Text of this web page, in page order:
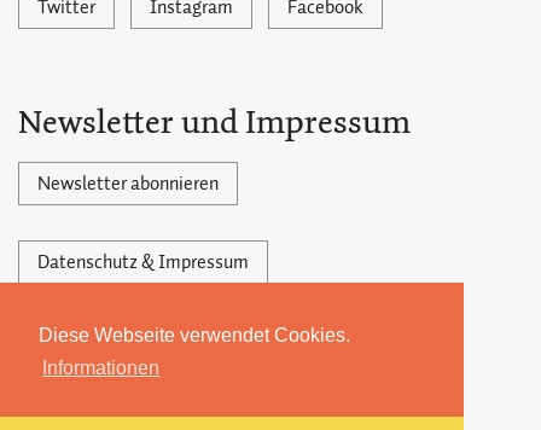
Diese Webseite verwendet Cookies.
Informationen
Twitter Instagram Facebook
Newsletter und Impressum
Newsletter abonnieren
Datenschutz & Impressum
Powered by Ghost,